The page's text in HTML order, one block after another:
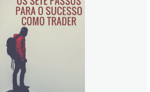
se Valoriza com
'BBB' da S&P
Confiança dos
(IDR) ganha força, impulsionada
de ações local após a agência